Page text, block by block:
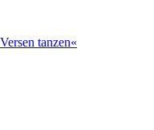
tanzen«